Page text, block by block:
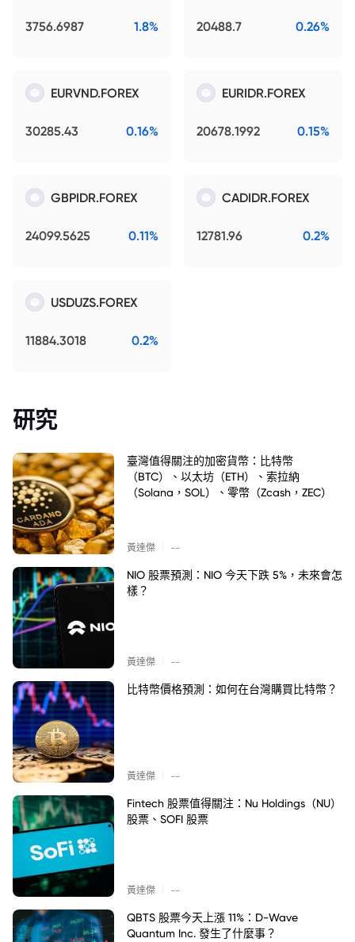
3756.6987 1.8% 20488.7 0.26%
EURVND.FOREX
30285.43 0.16%
EURIDR.FOREX
20678.1992 0.15%
GBPIDR.FOREX
24099.5625 0.11%
CADIDR.FOREX
12781.96 0.2%
USDUZS.FOREX
11884.3018 0.2%
研究
臺灣值得關注的加密貨幣：比特幣
（BTC）、以太坊（ETH）、索拉納
（Solana，SOL）、零幣（Zcash，ZEC）
黃達傑 --
NIO 股票預測：NIO 今天下跌 5%，未來會怎
樣？
黃達傑 --
比特幣價格預測：如何在台灣購買比特幣？
黃達傑 --
Fintech 股票值得關注：Nu Holdings（NU）
股票、SOFI 股票
黃達傑 --
QBTS 股票今天上漲 11%：D-Wave
Quantum Inc. 發生了什麼事？